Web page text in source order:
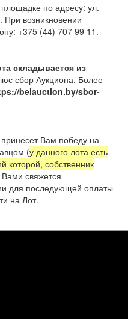
по адресу: ул.
При возникновении
+375 (44) 707 99 11.
складывается из
сбор Аукциона. Более
belauction.by/sbor-
Вам победу на
(у данного лота есть
которой, собственник
свяжется
для последующей оплаты
на Лот.